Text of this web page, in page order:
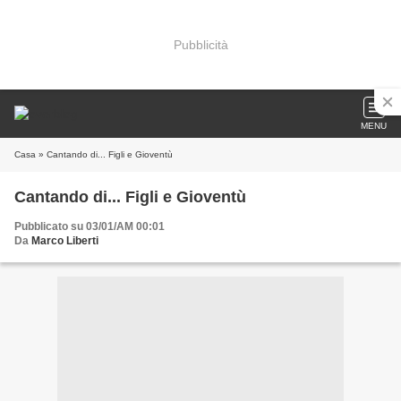
Pubblicità
MENU
Casa » Cantando di... Figli e Gioventù
Cantando di... Figli e Gioventù
Pubblicato su 03/01/AM 00:01
Da Marco Liberti